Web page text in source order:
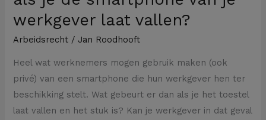
werkgever laat vallen?
Arbeidsrecht / Jan Roodhooft
Heel wat werknemers mogen gebruik maken (ook
privé) van een smartphone die hun werkgever hen ter
beschikking stelt. Wat gebeurt er dan als je het toestel
laat vallen en het stuk is? Kan je werkgever in dat geval
vallen?